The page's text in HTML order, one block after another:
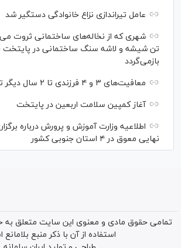
عامل تیراندازی نزاع خانوادگی دستگیر شد
تن شیشه و لاشه سنگ ساختمانی در پایتخت
بازمی‌گردد
معافیت‌های ۳ و ۴ فرزندی تا ۲ سال دیگر تمدید شد
آغاز کمپین سلامت اربعین در پایتخت
اطلاعیه وزارت آموزش و پرورش درباره
نهایی معوق در ۴ استان جنوبی کشور
تمامی حقوق مادی و معنوی این سایت متعلق به
استفاده از آن با ذکر منبع